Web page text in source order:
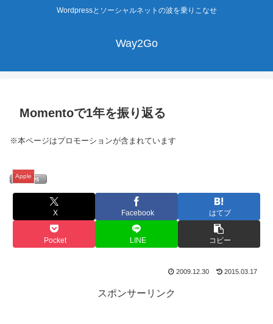
Wordpressとソーシャルネットの波を乗りこなせ
Way2Go
Momentoで1年を振り返る
※本ページはプロモーションが含まれています
Apple
X Facebook はてブ
Pocket LINE コピー
2009.12.30 2015.03.17
スポンサーリンク